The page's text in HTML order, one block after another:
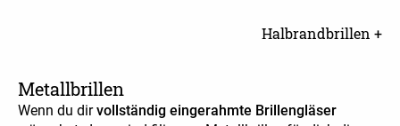
Halbrandbrillen +
Metallbrillen
Wenn du dirvollständig eingerahmte Brillengläser